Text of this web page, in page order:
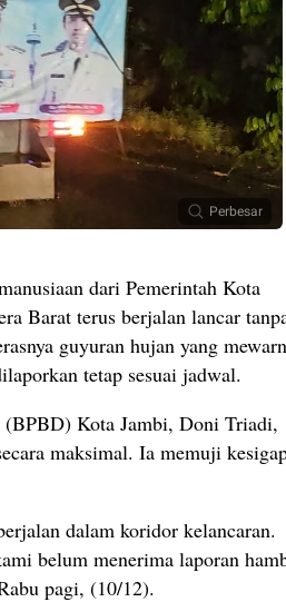
Perbesar
dari Pemerintah Kota
Barat terus berjalan lancar
guyuran hujan yang
tetap sesuai jadwal.
(BPBD) Kota Jambi, Doni Triadi,
maksimal. Ia memuji
dalam koridor kelancaran.
belum menerima laporan
pagi, (10/12).